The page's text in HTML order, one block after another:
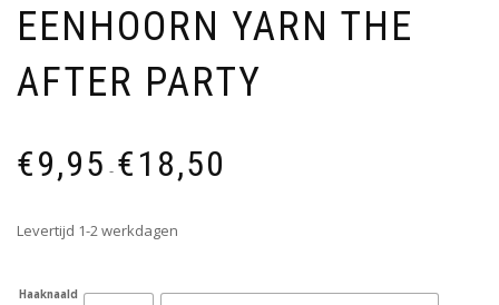
EENHOORN YARN THE
AFTER PARTY
€9,95 - €18,50
Levertijd 1-2 werkdagen
Haaknaald